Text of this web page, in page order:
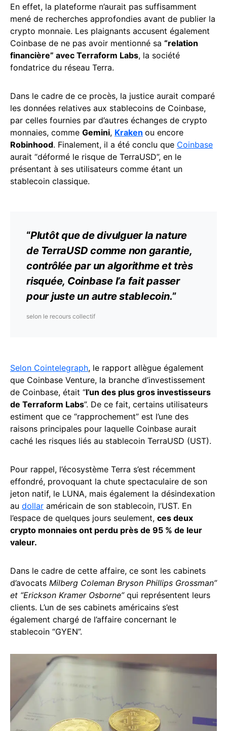
En effet, la plateforme n’aurait pas suffisamment
mené de recherches approfondies avant de publier la
crypto monnaie. Les plaignants accusent également
Coinbase de ne pas avoir mentionné sa “relation
financière” avec Terraform Labs, la société
fondatrice du réseau Terra.
Dans le cadre de ce procès, la justice aurait comparé
les données relatives aux stablecoins de Coinbase,
par celles fournies par d’autres échanges de crypto
monnaies, comme Gemini, Kraken ou encore
Robinhood. Finalement, il a été conclu que Coinbase
aurait “déformé le risque de TerraUSD”, en le
présentant à ses utilisateurs comme étant un
stablecoin classique.
“Plutôt que de divulguer la nature
de TerraUSD comme non garantie,
contrôlée par un algorithme et très
risquée, Coinbase l’a fait passer
pour juste un autrestablecoin.”
selon le recours collectif
Selon Cointelegraph, le rapport allègue également
que Coinbase Venture, la branche d’investissement
de Coinbase, était “l’un des plus gros investisseurs
de Terraform Labs”. De ce fait, certains utilisateurs
estiment que ce “rapprochement” est l’une des
raisons principales pour laquelle Coinbase aurait
caché les risques liés au stablecoin TerraUSD (UST).
Pour rappel, l’écosystème Terra s’est récemment
effondré, provoquant la chute spectaculaire de son
jeton natif, le LUNA, mais également la désindexation
au dollar américain de son stablecoin, l’UST. En
l’espace de quelques jours seulement, ces deux
crypto monnaies ont perdu près de 95 % de leur
valeur.
Dans le cadre de cette affaire, ce sont les cabinets
d’avocats Milberg Coleman Bryson Phillips Grossman”
et “Erickson Kramer Osborne” qui représentent leurs
clients. L’un de ses cabinets américains s’est
également chargé de l’affaire concernant le
stablecoin “GYEN”.